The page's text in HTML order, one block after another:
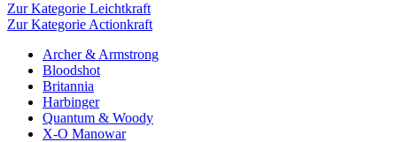
Zur Kategorie Leichtkraft
Zur Kategorie Actionkraft
Archer & Armstrong
Bloodshot
Britannia
Harbinger
Quantum & Woody
X-O Manowar